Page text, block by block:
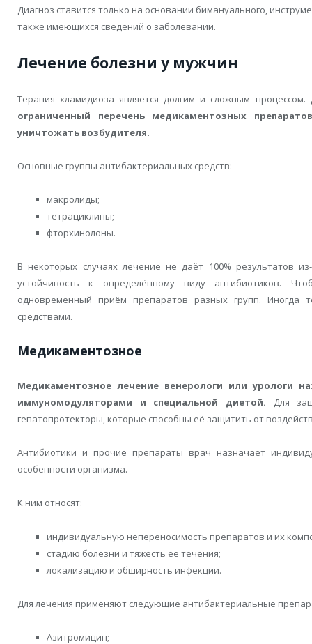
Диагноз ставится только на основании бимануального,
также имеющихся сведений о заболевании.
Лечение болезни у мужчин
Терапия хламидиоза является долгим и сложным процессом.
ограниченный перечень медикаментозных
уничтожать возбудителя.
Основные группы антибактериальных средств:
макролиды;
тетрациклины;
фторхинолоны.
В некоторых случаях лечение не даёт 100% результатов
устойчивость к определённому виду антибиотиков.
одновременный приём препаратов разных групп. Иногда
средствами.
Медикаментозное
Медикаментозное лечение венерологи или урологи
иммуномодуляторами и специальной диетой. Для
гепатопротекторы, которые способны её защитить от
Антибиотики и прочие препараты врач назначает
особенности организма.
К ним относят:
индивидуальную непереносимость препаратов и их
стадию болезни и тяжесть её течения;
локализацию и обширность инфекции.
Для лечения применяют следующие антибактериальные
Азитромицин;